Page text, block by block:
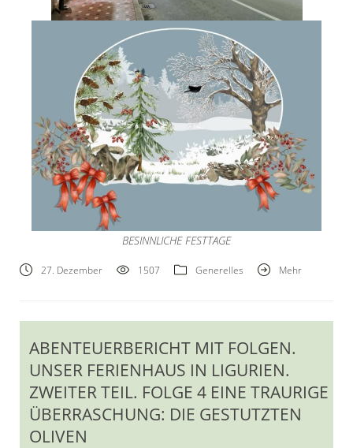
BESINNLICHE FESTTAGE
27. Dezember 1507 Generelles Mehr
ABENTEUERBERICHT MIT FOLGEN.
UNSER FERIENHAUS IN LIGURIEN.
ZWEITER TEIL. FOLGE 4 EINE TRAURIGE
ÜBERRASCHUNG: DIE GESTUTZTEN
OLIVEN